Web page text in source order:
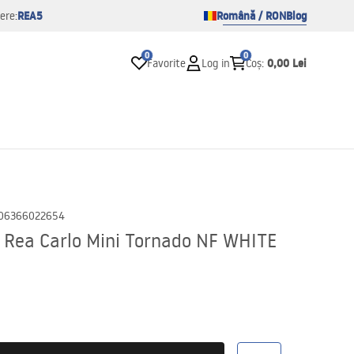
REA5 Română / RONBlog
0
Favorite Log in
0
Coș: 0,00 Lei
Carlo Mini Tornado NF WHITE